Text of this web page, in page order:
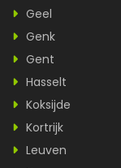
Geel
Genk
Gent
Hasselt
Koksijde
Kortrijk
Leuven